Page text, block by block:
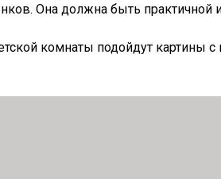
Она должна быть практичной
комнаты подойдут картины